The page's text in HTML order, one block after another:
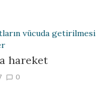
vücuda getirilmesi
hareket
0